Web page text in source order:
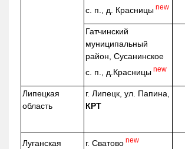
с. п., д. Красницы new
Гатчинский
муниципальный
район, Сусанинское
с. п., д.Красницы new
Липецкая
область
г. Липецк, ул. Папина,
КРТ
Луганская
г. Сватово new